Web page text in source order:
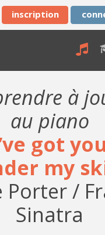
inscription
à
au piano
got
my
Porter /
Sinatra